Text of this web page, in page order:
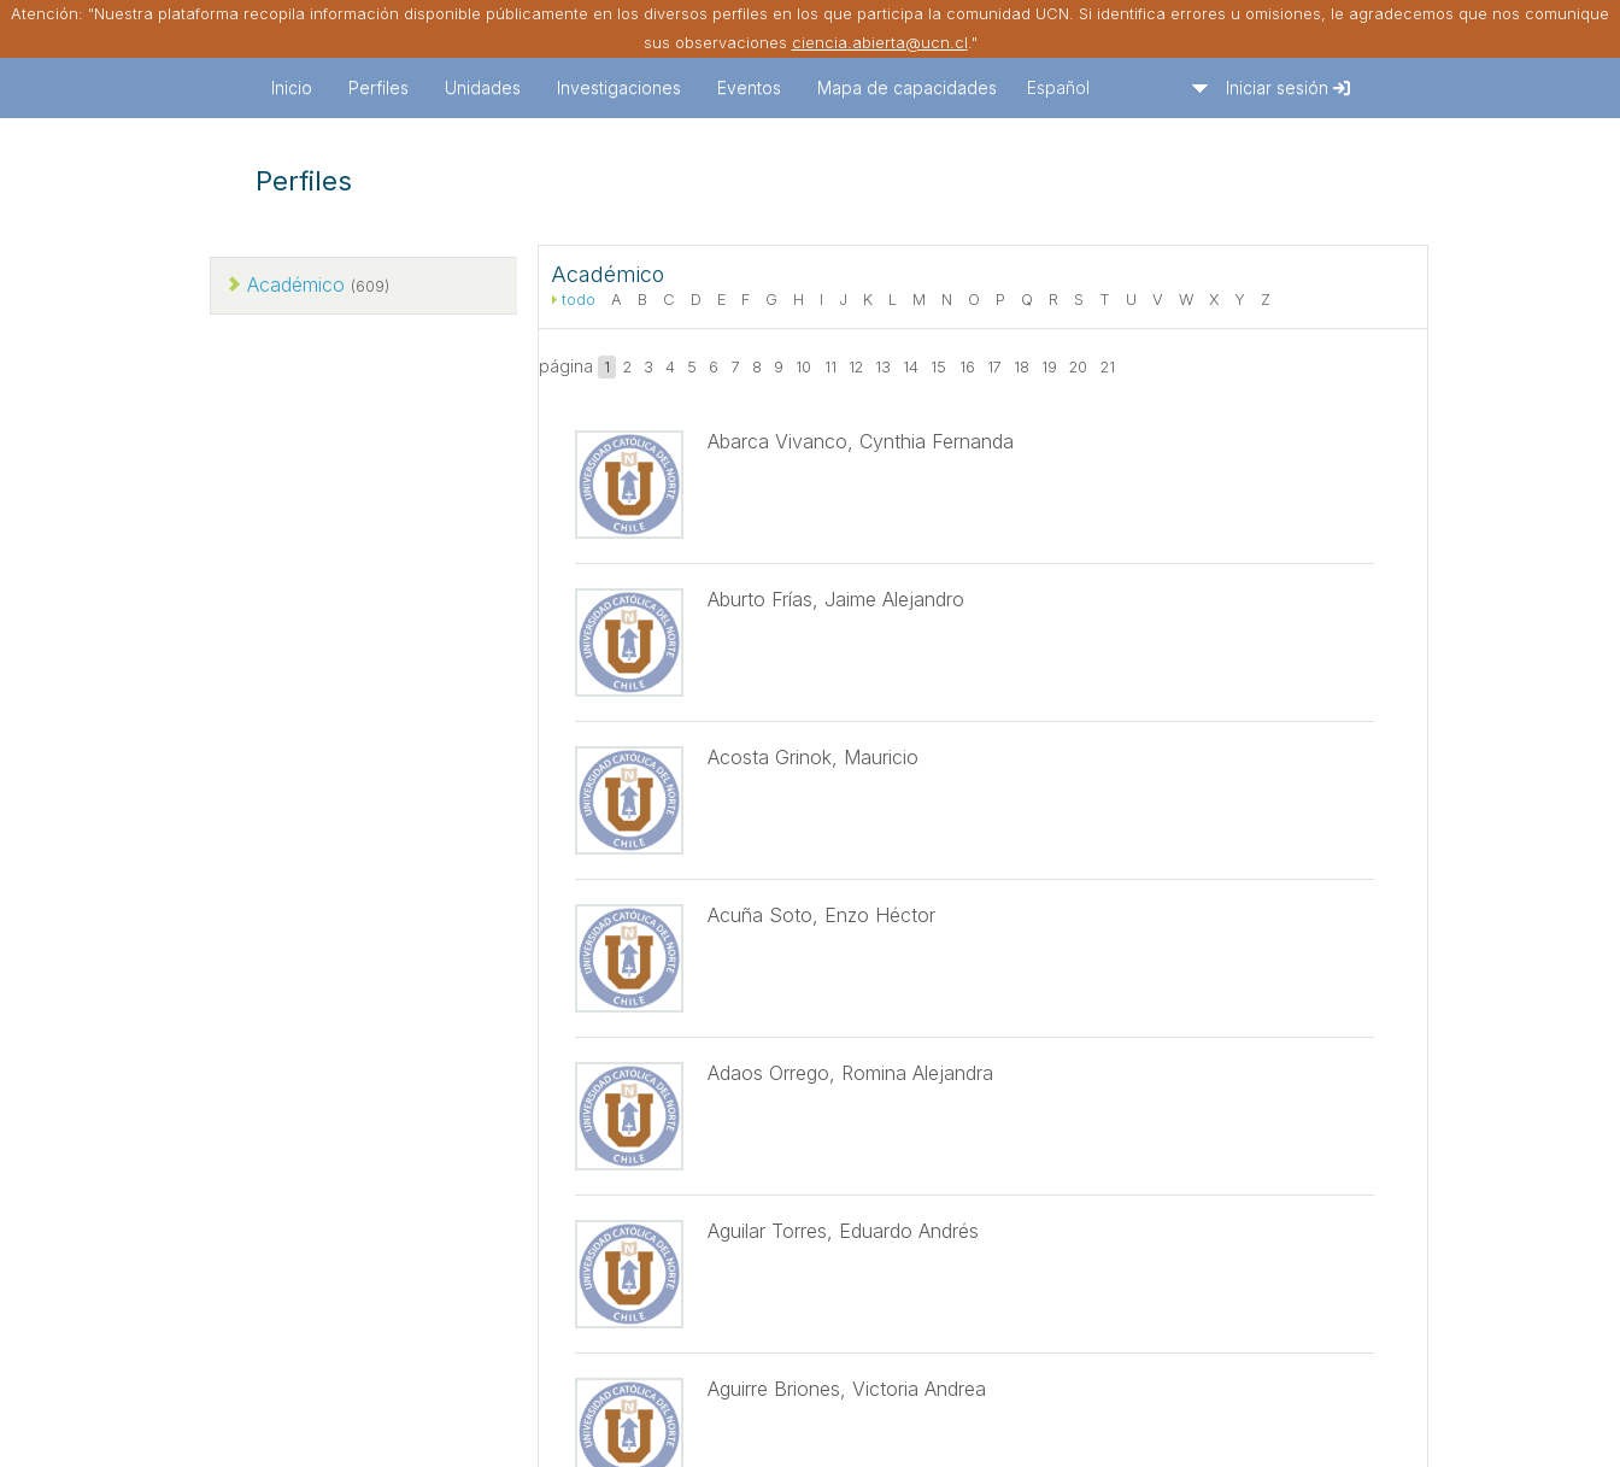
Atención: "Nuestra plataforma recopila información disponible públicamente en los diversos perfiles en los que participa la comunidad UCN. Si identifica errores u omisiones, le agradecemos que nos comunique
sus observaciones ciencia.abierta@ucn.cl."
Inicio Perfiles Unidades Investigaciones Eventos Mapa de capacidades Español Iniciar sesión
Perfiles
Académico (609) Académico
todo A B C D E F G H I J K L M N O P Q R S T U V W X Y Z
página 1 2 3 4 5 6 7 8 9 10 11 12 13 14 15 16 17 18 19 20 21
Abarca Vivanco, Cynthia Fernanda
Aburto Frías, Jaime Alejandro
Acosta Grinok, Mauricio
Acuña Soto, Enzo Héctor
Adaos Orrego, Romina Alejandra
Aguilar Torres, Eduardo Andrés
Aguirre Briones, Victoria Andrea